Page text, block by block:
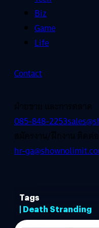
Biz
Game
Life
Contact
ฝ่ายขาย และการตลาด
085-848-2253
สมัครงาน/ฝึกงาน ติดต่
hr-
Tags
| Death Stranding